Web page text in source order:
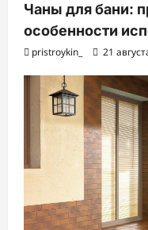
Чаны для бани:
особенности
pristroykin_ 21